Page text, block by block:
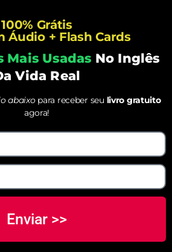
100% Grátis
Áudio + Flash Cards
Mais Usadas No Inglês
Vida Real
abaixopara receber seu livro gratuito
agora!
Enviar >>